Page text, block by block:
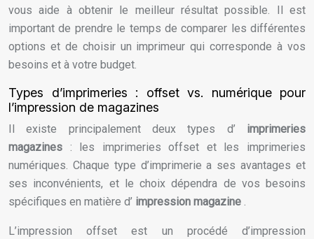
vous aide à obtenir le meilleur résultat possible. Il est
important de prendre le temps de comparer les différentes
options et de choisir un imprimeur qui corresponde à vos
besoins et à votre budget.
Types d’imprimeries : offset vs. numérique pour
l’impression de magazines
Il existe principalement deux types d’ imprimeries
magazines : les imprimeries offset et les imprimeries
numériques. Chaque type d’imprimerie a ses avantages et
ses inconvénients, et le choix dépendra de vos besoins
spécifiques en matière d’ impression magazine .
L’impression offset est un procédé d’impression